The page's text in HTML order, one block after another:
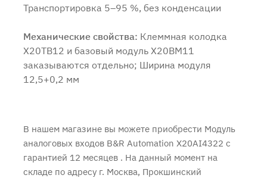
Транспортировка 5–95 %, без конденсации
Механические свойства: Клеммная колодка
X20TB12 и базовый модуль X20BM11
заказываются отдельно; Ширина модуля
12,5+0,2 мм
В нашем магазине вы можете приобрести Модуль
аналоговых входов B&R Automation X20AI4322 с
гарантией 12 месяцев . На данный момент на
складе по адресу г. Москва, Прокшинский